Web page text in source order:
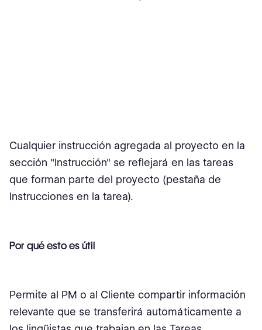
Cualquier instrucción agregada al proyecto en la
sección "Instrucción" se reflejará en las tareas
que forman parte del proyecto (pestaña de
Instrucciones en la tarea).
Por qué esto es útil
Permite al PM o al Cliente compartir información
relevante que se transferirá automáticamente a